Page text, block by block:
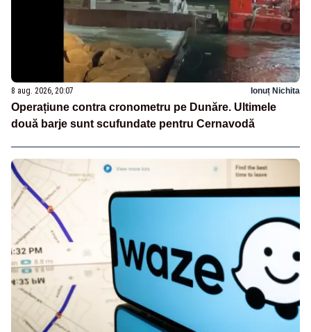
8 aug. 2026, 20:07 Ionuț Nichita
Operațiune contra cronometru pe Dunăre. Ultimele
două barje sunt scufundate pentru Cernavodă